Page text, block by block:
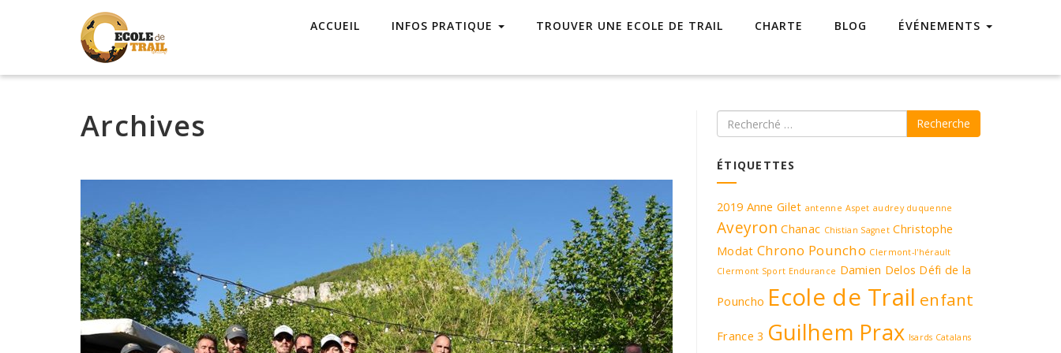
ACCUEIL INFOS PRATIQUE TROUVER UNE ECOLE DE TRAIL CHARTE BLOG ÉVÉNEMENTS
Archives Recherche
ÉTIQUETTES
2019 Anne Gilet antenne Aspet audrey duquenne
Aveyron Chanac Chistian Sagnet Christophe
Modat Chrono Pouncho Clermont-l'hérault
Clermont Sport Endurance Damien Delos Défi de la
Pouncho Ecole de Trail enfant
France 3 Guilhem Prax Isards Catalans